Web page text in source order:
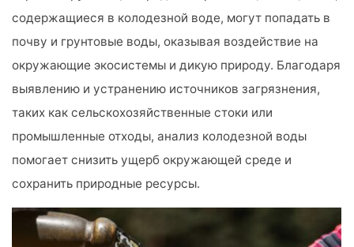
содержащиеся в колодезной воде, могут попадать в
почву и грунтовые воды, оказывая воздействие на
окружающие экосистемы и дикую природу. Благодаря
выявлению и устранению источников загрязнения,
таких как сельскохозяйственные стоки или
промышленные отходы, анализ колодезной воды
помогает снизить ущерб окружающей среде и
сохранить природные ресурсы.